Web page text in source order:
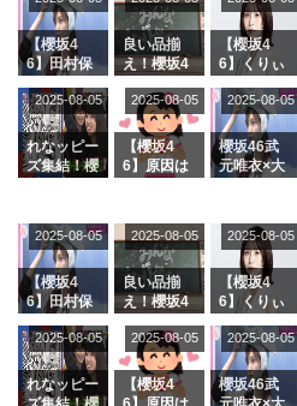
【櫻坂4
6】田村保
ージを脱い
でいた理由
良い品揃
え！櫻坂4
グル『Mak
e or Brea
k』オフィ
シャルグッ
ズ絶賛販売
【櫻坂4
6】くりぃ
の2人を手
玉に取る大
沼晶保【く
りぃむナン
タラ】
れなッピー
ズ集結！櫻
理子、8/6
「ラヴィッ
ト！」水曜
スタジオ出
演決定
2025-08-05
【櫻坂4
6】原因は
uddiesを
ざわつかせ
る...
2025-08-05
櫻坂46武
元唯衣×大
カップお姉
さんに恐怖
【くりぃむ
ナンタラ】
2025-08-05
【櫻坂4
6】田村保
ージを脱い
でいた理由
2025-08-05
良い品揃
え！櫻坂4
グル『Mak
e or Brea
k』オフィ
シャルグッ
2025-08-05
【櫻坂4
6】くりぃ
の2人を手
玉に取る大
沼晶保【く
りぃむナン
2025-08-05
れなッピー
2025-08-05
【櫻坂4
2025-08-05
櫻坂46武
2025-08-05